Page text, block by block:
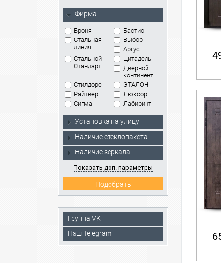
Фирма
Броня
Бастион
Стальная
линия
Выбор
Аргус
Стальной
Стандарт
Цитадель
Дверной
континент
Стилдорс
ЭТАЛОН
Райтвер
Люксор
Сигма
Лабиринт
Установка на улицу
Наличие стеклопакета
Наличие зеркала
Показать доп. параметры
Группа VK
Наш Telegram